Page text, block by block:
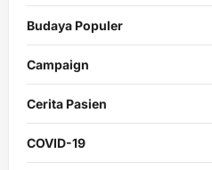
Budaya Populer
Campaign
Cerita Pasien
COVID-19